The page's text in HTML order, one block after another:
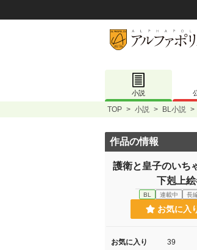
小説
TOP > 小説 > BL小説 >
作品の情報
護衛と皇子のいち
下剋上
BL 連載中 長
お気に入
お気に入り 39